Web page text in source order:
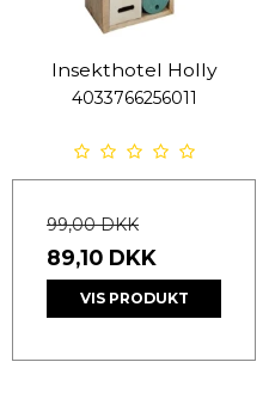
Insekthotel Holly
4033766256011
99,00 DKK
89,10 DKK
VIS PRODUKT